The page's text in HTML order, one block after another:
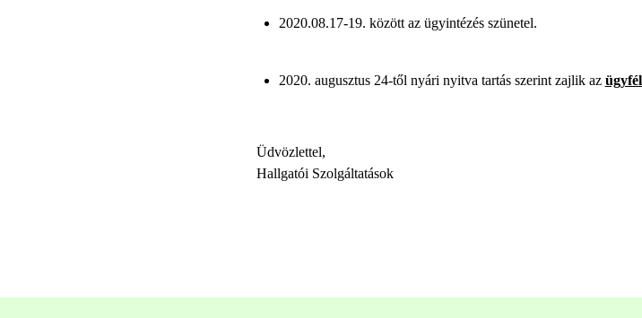
2020.08.17-19. között az ügyintézés szünetel.
2020. augusztus 24-től nyári nyitva tartás szerint zajlik az
Üdvözlettel,
Hallgatói Szolgáltatások